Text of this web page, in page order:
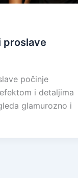
proslave
počinje
i detaljima
glamurozno i